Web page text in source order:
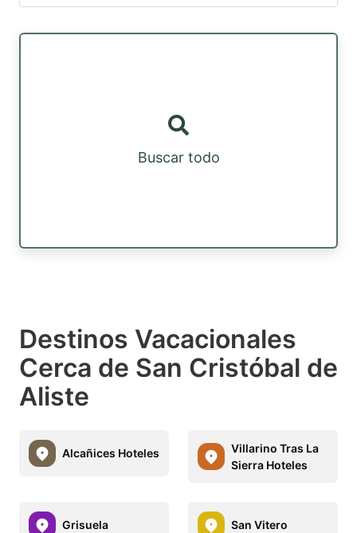
Buscar todo
Destinos Vacacionales
Cerca de San Cristóbal de
Aliste
Alcañices Hoteles
Villarino Tras La
Sierra Hoteles
Grisuela San Vitero